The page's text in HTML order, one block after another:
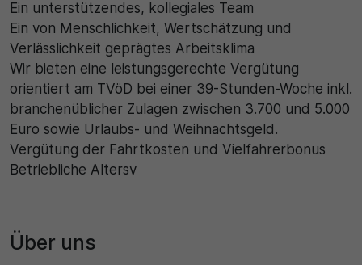
Ein unterstützendes, kollegiales Team
Ein von Menschlichkeit, Wertschätzung und
Verlässlichkeit geprägtes Arbeitsklima
Wir bieten eine leistungsgerechte Vergütung
orientiert am TVöD bei einer 39-Stunden-Woche inkl.
branchenüblicher Zulagen zwischen 3.700 und 5.000
Euro sowie Urlaubs- und Weihnachtsgeld.
Vergütung der Fahrtkosten und Vielfahrerbonus
Betriebliche Altersv
Über uns